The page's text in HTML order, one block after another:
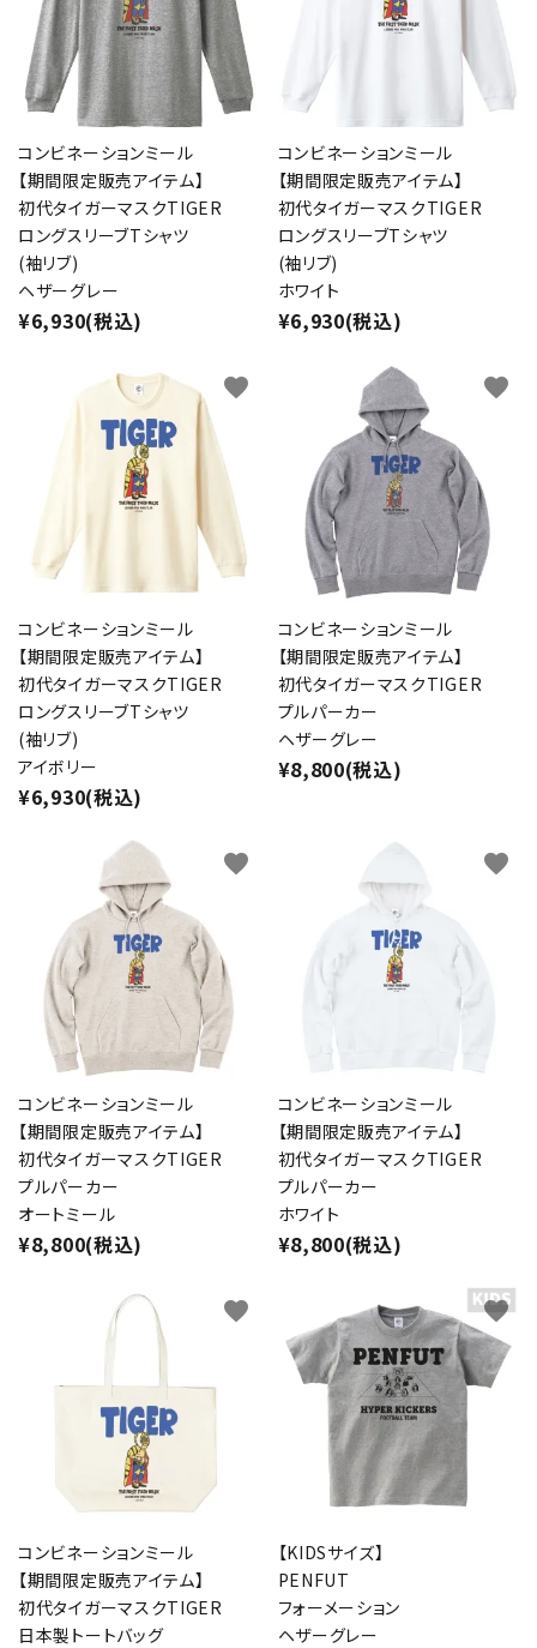
コンビネーションミール
【期間限定販売アイテム】
初代タイガーマスクTIGER
ロングスリーブTシャツ
(袖リブ)
ヘザーグレー
¥6,930(税込)
コンビネーションミール
【期間限定販売アイテム】
初代タイガーマスクTIGER
ロングスリーブTシャツ
(袖リブ)
ホワイト
¥6,930(税込)
コンビネーションミール
【期間限定販売アイテム】
初代タイガーマスクTIGER
ロングスリーブTシャツ
(袖リブ)
アイボリー
¥6,930(税込)
favorite
コンビネーションミール
【期間限定販売アイテム】
初代タイガーマスクTIGER
プルパーカー
ヘザーグレー
¥8,800(税込)
favorite
コンビネーションミール
【期間限定販売アイテム】
初代タイガーマスクTIGER
プルパーカー
オートミール
¥8,800(税込)
favorite
コンビネーションミール
【期間限定販売アイテム】
初代タイガーマスクTIGER
プルパーカー
ホワイト
¥8,800(税込)
favorite
コンビネーションミール
【期間限定販売アイテム】
初代タイガーマスクTIGER
日本製トートバッグ
favorite
【KIDSサイズ】
PENFUT
フォーメーション
ヘザーグレー
favorite